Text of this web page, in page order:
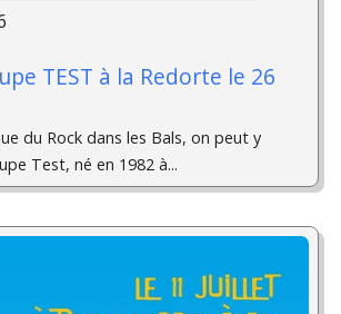
TEST à la Redorte le 26
du Rock dans les Bals, on peut y
Test, né en 1982 à...